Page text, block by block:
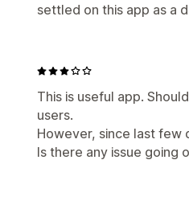
settled on this app as a
This is useful app.
users.
However, since last few
Is there any issue going